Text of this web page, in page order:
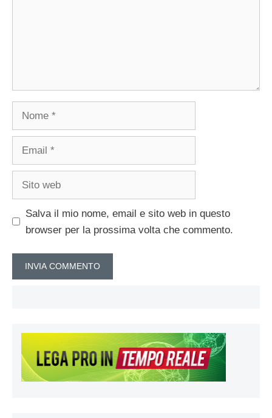
Salva il mio nome, email e sito web in questo
browser per la prossima volta che commento.